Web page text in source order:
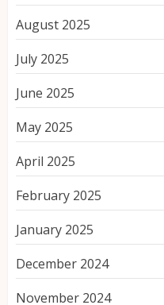
August 2025
July 2025
June 2025
May 2025
April 2025
February 2025
January 2025
December 2024
November 2024